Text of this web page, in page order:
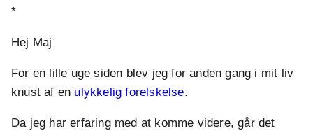
*
Hej Maj
For en lille uge siden blev jeg for anden gang i mit liv
knust af en ulykkelig forelskelse.
Da jeg har erfaring med at komme videre, går det